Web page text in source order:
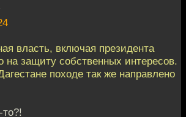
власть, включая президента
на защиту собственных интересов.
походе так же направлено